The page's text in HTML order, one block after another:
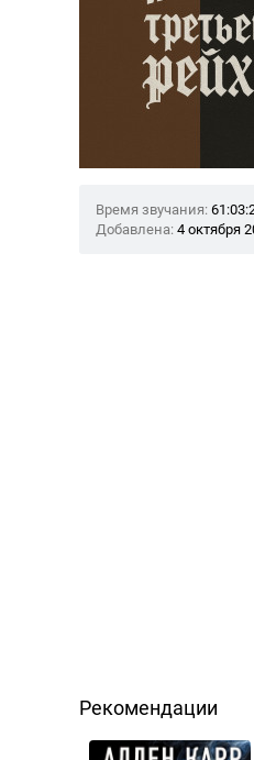
Время звучания:
Добавлена: 4 октября
Рекомендации